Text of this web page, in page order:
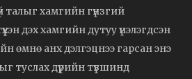
талыг хамгийн гүнзгий
дэх хамгийн дутуу үнэлэгдсэн
өмнө анх дэлгэцнээ гарсан энэ
туслах дүрийн түвшинд